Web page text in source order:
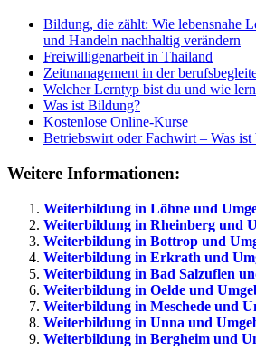
Bildung, die zählt: Wie lebensnahe
und Handeln nachhaltig verändern
Freiwilligenarbeit in Thailand
Zeitmanagement in der
Welcher Lerntyp bist du und wie
Was ist Bildung?
Kostenlose Online-Kurse
Betriebswirt oder Fachwirt – Was ist
Weitere Informationen:
Weiterbildung in Löhne und
Weiterbildung in Rheinberg und
Weiterbildung in Bottrop und
Weiterbildung in Erkrath und
Weiterbildung in Bad Salzuflen
Weiterbildung in Oelde und
Weiterbildung in Meschede und
Weiterbildung in Unna und
Weiterbildung in Bergheim und